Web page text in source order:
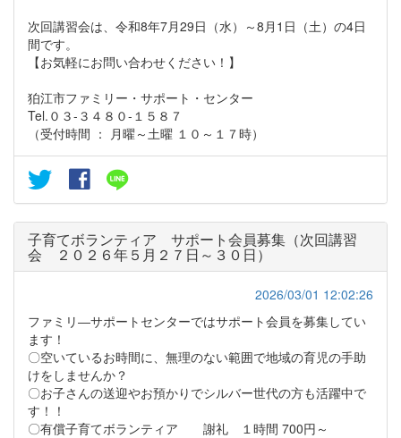
次回講習会は、令和8年7月29日（水）～8月1日（土）の4日
間です。
【お気軽にお問い合わせください！】
狛江市ファミリー・サポート・センター
Tel.０３-３４８０-１５８７
（受付時間 ： 月曜～土曜 １０～１７時）
子育てボランティア サポート会員募集（次回講習
会 ２０２６年５月２７日～３０日）
2026/03/01 12:02:26
ファミリ―サポートセンターではサポート会員を募集してい
ます！
〇空いているお時間に、無理のない範囲で地域の育児の手助
けをしませんか？
〇お子さんの送迎やお預かりでシルバー世代の方も活躍中で
す！！
〇有償子育てボランティア 謝礼 １時間 700円～